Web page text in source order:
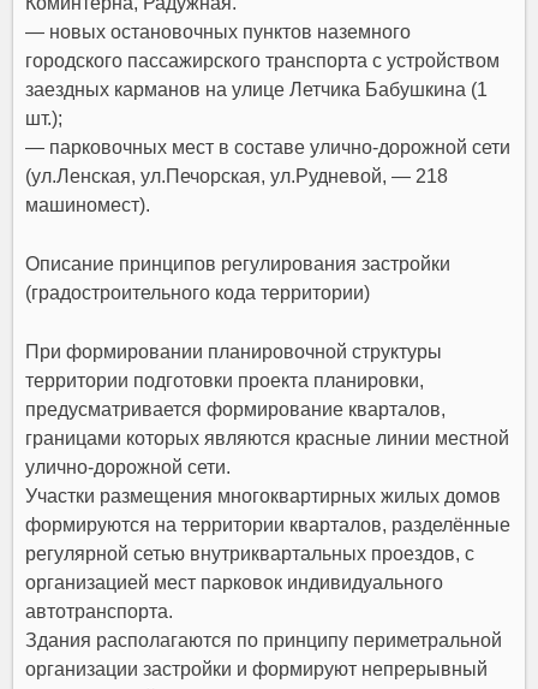
— новых остановочных пунктов наземного
городского пассажирского транспорта с устройством
заездных карманов на улице Летчика Бабушкина (1
шт.);
— парковочных мест в составе улично-дорожной сети
(ул.Ленская, ул.Печорская, ул.Рудневой, — 218
машиномест).
Описание принципов регулирования застройки
(градостроительного кода территории)
При формировании планировочной структуры
территории подготовки проекта планировки,
предусматривается формирование кварталов,
границами которых являются красные линии местной
улично-дорожной сети.
Участки размещения многоквартирных жилых домов
формируются на территории кварталов, разделённые
регулярной сетью внутриквартальных проездов, с
организацией мест парковок индивидуального
автотранспорта.
Здания располагаются по принципу периметральной
организации застройки и формируют непрерывный